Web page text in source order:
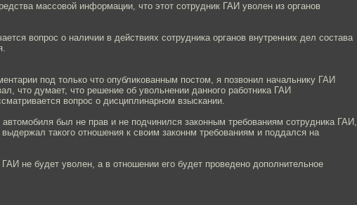
массовой информации, что этот сотрудник ГАИ уволен из органов
вопрос о наличии в действиях сотрудника органов внутренних дел состава
под только что опубликованным постом, я позвонил начальнику ГАИ
что думает, что решение об увольнении данного работника ГАИ
вопрос о дисциплинарном взыскании.
был не прав и не подчинился законным требованиям сотрудника ГАИ,
такого отношения к своим законнм требованиям и поддался на
не будет уволен, а в отношении его будет проведено дополнительное